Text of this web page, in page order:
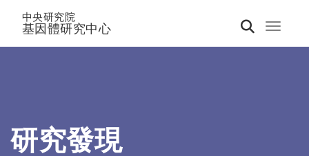
Toggle
中央研究院
基因體研究中心
研究發現